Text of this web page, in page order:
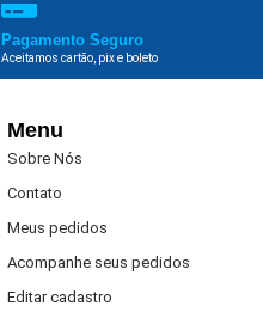
Pagamento Seguro
Aceitamos cartão, pix e boleto
Menu
Sobre Nós
Contato
Meus pedidos
Acompanhe seus pedidos
Editar cadastro